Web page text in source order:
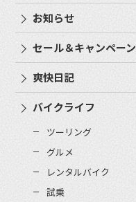
お知らせ
セール＆キャンペーン
爽快日記
バイクライフ
ツーリング
グルメ
レンタルバイク
試乗